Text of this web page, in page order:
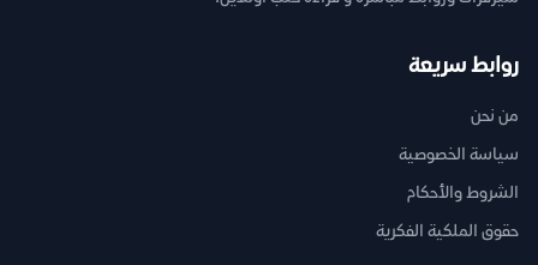
روابط سريعة
من نحن
سياسة الخصوصية
الشروط والأحكام
حقوق الملكية الفكرية